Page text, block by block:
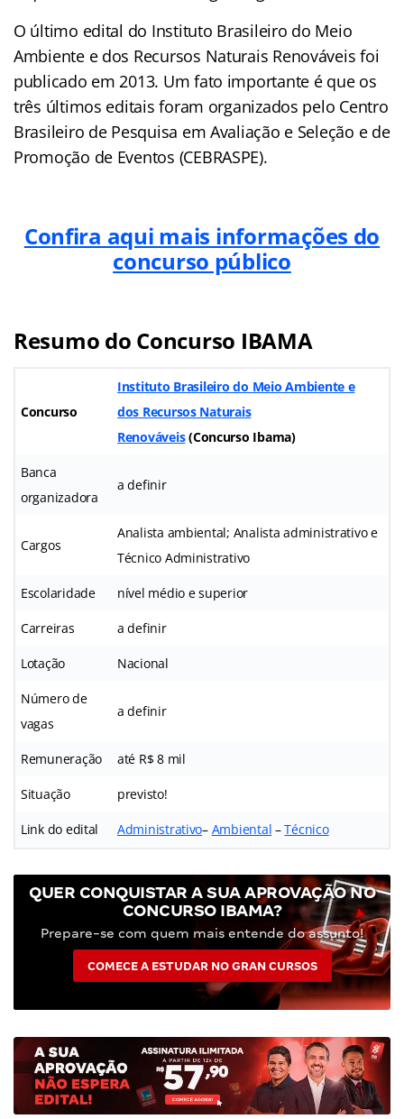
O último edital do Instituto Brasileiro do Meio
Ambiente e dos Recursos Naturais Renováveis foi
publicado em 2013. Um fato importante é que os
três últimos editais foram organizados pelo Centro
Brasileiro de Pesquisa em Avaliação e Seleção e de
Promoção de Eventos (CEBRASPE).
Confira aqui mais informações do
concurso público
Resumo do Concurso IBAMA
Concurso
Instituto Brasileiro do Meio Ambiente e
dos Recursos Naturais
Renováveis(Concurso Ibama)
Banca
organizadora
a definir
Cargos
Analista ambiental; Analista administrativo e
Técnico Administrativo
Escolaridade nível médio e superior
Carreiras a definir
Lotação Nacional
Número de
vagas
a definir
Remuneração até R$ 8 mil
Situação previsto!
Link do edital Administrativo– Ambiental –Técnico
QUER CONQUISTAR A SUA APROVAÇÃO NO
CONCURSO IBAMA?
Prepare-se com quem mais entende do assunto!
COMECE A ESTUDAR NO GRAN CURSOS